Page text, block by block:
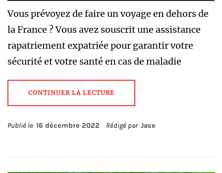
Vous prévoyez de faire un voyage en dehors de
la France ? Vous avez souscrit une assistance
rapatriement expatriée pour garantir votre
sécurité et votre santé en cas de maladie
CONTINUER LA LECTURE
Publié le 16 décembre 2022 Rédigé par Jase